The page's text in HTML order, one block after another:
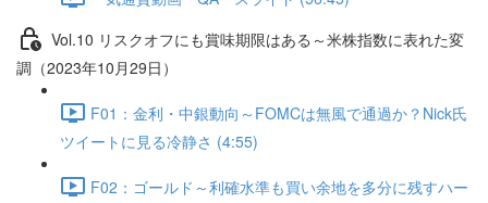
Vol.10 リスクオフにも賞味期限はある～米株指数に表れた変
調（2023年10月29日）
F01：金利・中銀動向～FOMCは無風で通過か？Nick氏
ツイートに見る冷静さ (4:55)
F02：ゴールド～利確水準も買い余地を多分に残すハー